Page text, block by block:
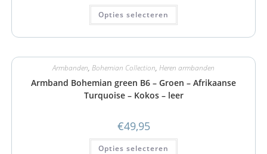
Opties selecteren
Armbanden, Bohemian Collection, Heren armbanden
Armband Bohemian green B6 – Groen – Afrikaanse
Turquoise – Kokos – leer
€49,95
Opties selecteren